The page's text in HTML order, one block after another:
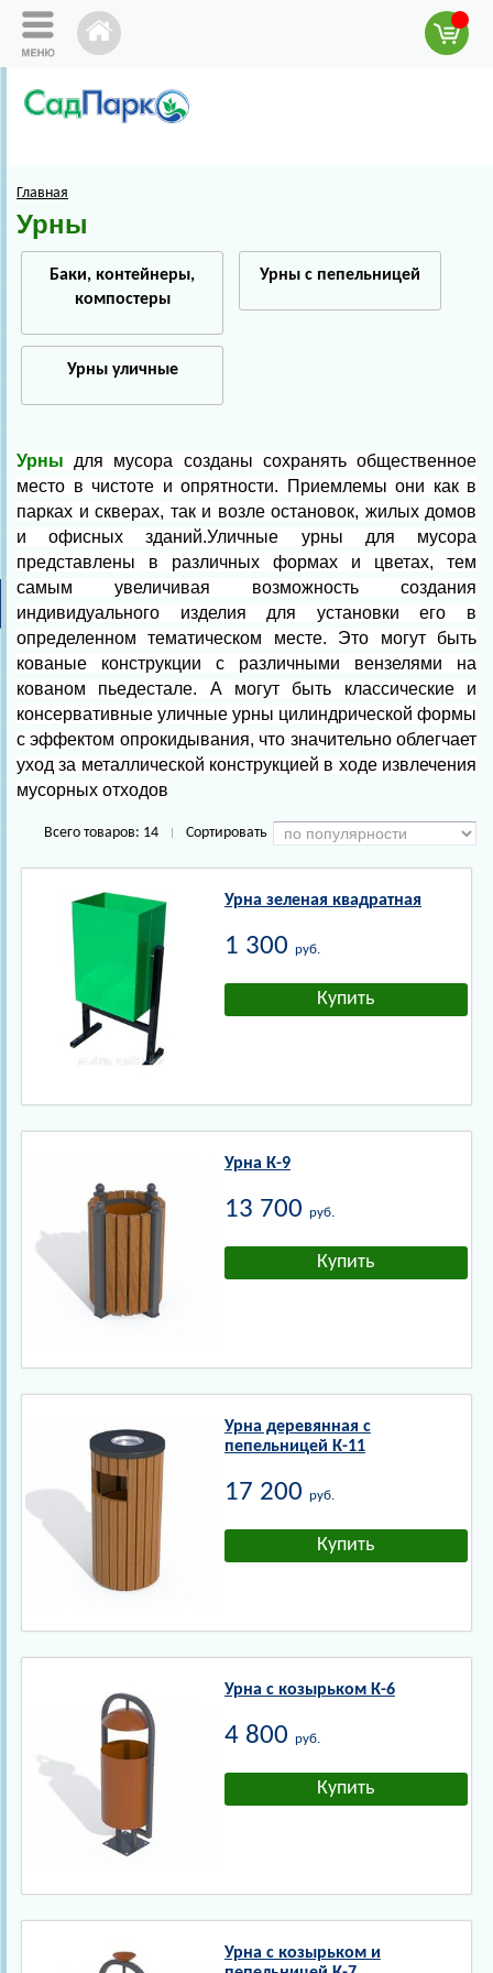
Главная
Урны
Баки, контейнеры,
компостеры
Урны с пепельницей
Урны уличные
Урны для мусора созданы сохранять общественное
место в чистоте и опрятности. Приемлемы они как в
парках и скверах, так и возле остановок, жилых домов
и офисных зданий.Уличные урны для мусора
представлены в различных формах и цветах, тем
самым увеличивая возможность создания
индивидуального изделия для установки его в
определенном тематическом месте. Это могут быть
кованые конструкции с различными вензелями на
кованом пьедестале. А могут быть классические и
консервативные уличные урны цилиндрической формы
с эффектом опрокидывания, что значительно облегчает
уход за металлической конструкцией в ходе извлечения
мусорных отходов
Всего товаров: 14 Сортировать
Урна зеленая квадратная
1 300 руб.
Урна К-9
13 700 руб.
Урна деревянная с
пепельницей К-11
17 200 руб.
Урна с козырьком К-6
4 800 руб.
Урна с козырьком и